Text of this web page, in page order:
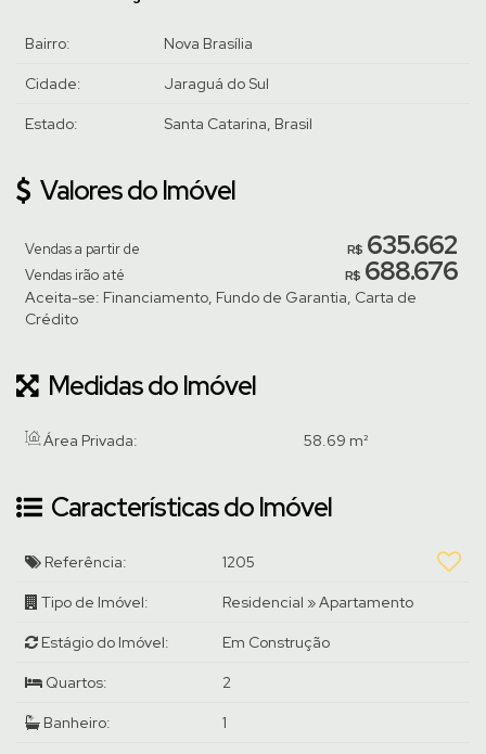
reuniões, marketplace, lavanderia compartilhada, espaço
jogos e academia.
Registro de Incorporação: R.4-112.283
nossos corretores.
Bairro: Nova Brasília
Cidade: Jaraguá do Sul
Estado: Santa Catarina, Brasil
Valores do Imóvel
R$ 635.662
Vendas a partir de
R$ 688.676
Vendas irão até
Aceita-se: Financiamento, Fundo de Garantia, Carta de
Crédito
Medidas do Imóvel
Área Privada: 58.69 m²
Características do Imóvel
Referência: 1205
Tipo de Imóvel: Residencial »Apartamento
Estágio do Imóvel: Em Construção
Quartos: 2
Banheiro: 1